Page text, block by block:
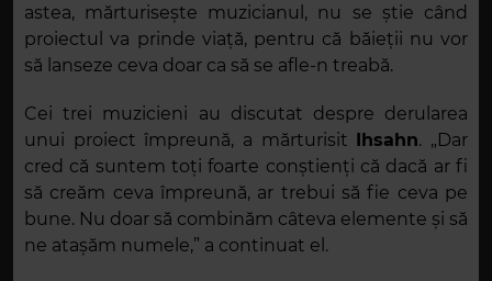
astea, mărturisește muzicianul, nu se știe când
proiectul va prinde viață, pentru că băieții nu vor
să lanseze ceva doar ca să se afle-n treabă.
Cei trei muzicieni au discutat despre derularea
unui proiect împreună, a mărturisit Ihsahn. „Dar
cred că suntem toți foarte conștienți că dacă ar fi
să creăm ceva împreună, ar trebui să fie ceva pe
bune. Nu doar să combinăm câteva elemente și să
ne atașăm numele,” a continuat el.